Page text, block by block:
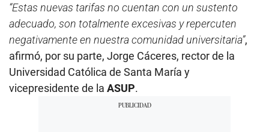
“Estas nuevas tarifas no cuentan con un sustento
adecuado, son totalmente excesivas y repercuten
negativamente en nuestra comunidad universitaria”,
afirmó, por su parte, Jorge Cáceres, rector de la
Universidad Católica de Santa María y
vicepresidente de la ASUP.